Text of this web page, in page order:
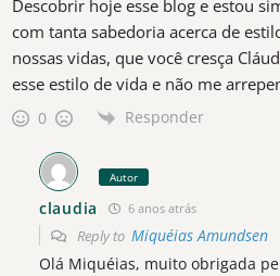
Descobrir hoje esse blog e estou
com tanta sabedoria acerca de
nossas vidas, que você cresça
esse estilo de vida e não me
0 Responder
Autor
claudia 6 anos atrás
Reply to Miquéias Amundsen
Olá Miquéias, muito obrigada